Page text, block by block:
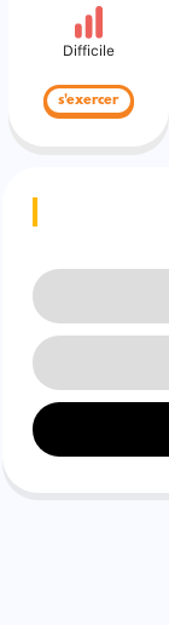
Difficile
s'exercer